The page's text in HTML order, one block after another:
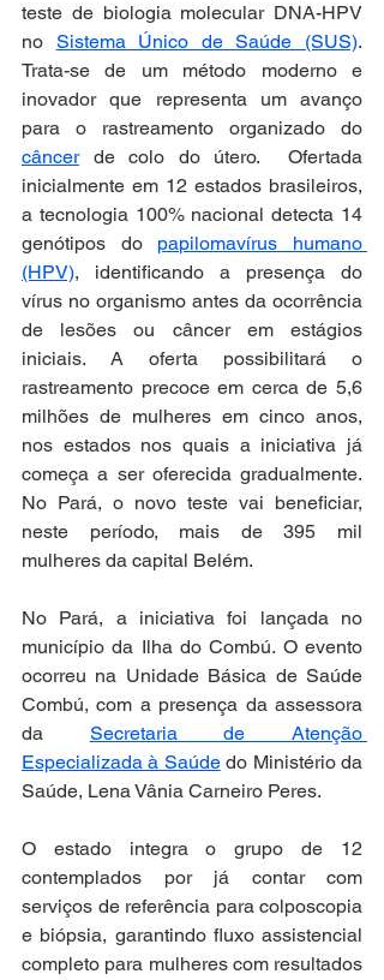
teste de biologia molecular DNA-HPV
no Sistema Único de Saúde (SUS).
Trata-se de um método moderno e
inovador que representa um avanço
câncer de colo do útero.  Ofertada
inicialmente em 12 estados brasileiros,
a tecnologia 100% nacional detecta 14
genótipos do papilomavírus humano
(HPV), identificando a presença do
vírus no organismo antes da ocorrência
de lesões ou câncer em estágios
iniciais. A oferta possibilitará o
rastreamento precoce em cerca de 5,6
milhões de mulheres em cinco anos,
nos estados nos quais a iniciativa já
começa a ser oferecida gradualmente.
No Pará, o novo teste vai beneficiar,
neste período, mais de 395 mil
mulheres da capital Belém.
No Pará, a iniciativa foi lançada no
município da Ilha do Combú. O evento
ocorreu na Unidade Básica de Saúde
Combú, com a presença da assessora
da Secretaria de Atenção
Especializada à Saúde do Ministério da
Saúde, Lena Vânia Carneiro Peres.
O estado integra o grupo de 12
contemplados por já contar com
serviços de referência para colposcopia
e biópsia, garantindo fluxo assistencial
completo para mulheres com resultados